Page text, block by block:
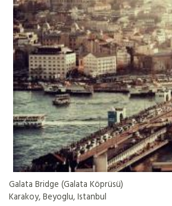
Galata Bridge (Galata Köprüsü)
Karakoy, Beyoglu, Istanbul